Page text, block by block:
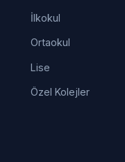
İlkokul
Ortaokul
Lise
Özel Kolejler